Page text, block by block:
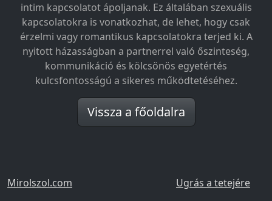
intim kapcsolatot ápoljanak. Ez általában szexuális
kapcsolatokra is vonatkozhat, de lehet, hogy csak
érzelmi vagy romantikus kapcsolatokra terjed ki. A
nyitott házasságban a partnerrel való őszinteség,
kommunikáció és kölcsönös egyetértés
kulcsfontosságú a sikeres működtetéséhez.
Vissza a főoldalra
Ugrás a tetejére
Mirolszol.com